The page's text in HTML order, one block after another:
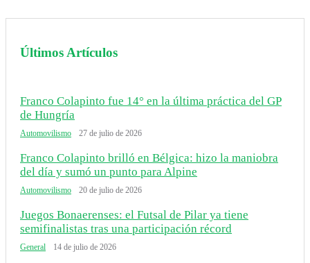
Últimos Artículos
Franco Colapinto fue 14° en la última práctica del GP
de Hungría
Automovilismo 27 de julio de 2026
Franco Colapinto brilló en Bélgica: hizo la maniobra
del día y sumó un punto para Alpine
Automovilismo 20 de julio de 2026
Juegos Bonaerenses: el Futsal de Pilar ya tiene
semifinalistas tras una participación récord
General 14 de julio de 2026